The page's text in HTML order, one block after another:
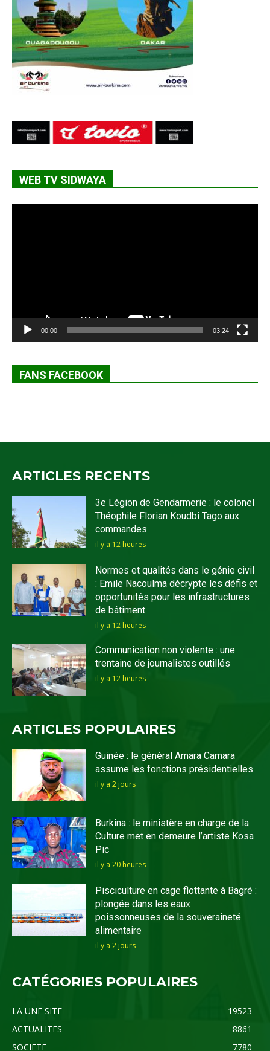
WEB TV SIDWAYA
00:00 03:24
FANS FACEBOOK
ARTICLES RECENTS
3e Légion de Gendarmerie : le colonel
Théophile Florian Koudbi Tago aux
commandes
il y'a 12 heures
Normes et qualités dans le génie civil
: Emile Nacoulma décrypte les défis et
opportunités pour les infrastructures
de bâtiment
il y'a 12 heures
Communication non violente : une
trentaine de journalistes outillés
il y'a 12 heures
ARTICLES POPULAIRES
Guinée : le général Amara Camara
assume les fonctions présidentielles
il y'a 2 jours
Burkina : le ministère en charge de la
Culture met en demeure l’artiste Kosa
Pic
il y'a 20 heures
Pisciculture en cage flottante à Bagré :
plongée dans les eaux
poissonneuses de la souveraineté
alimentaire
il y'a 2 jours
CATÉGORIES POPULAIRES
LA UNE SITE
19523
ACTUALITES
8861
SOCIETE
7780